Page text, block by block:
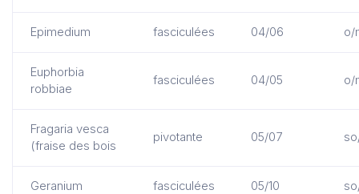
Epimedium fasciculées 04/06 o/
Euphorbia
robbiae
fasciculées 04/05 o/
Fragaria vesca
(fraise des bois
pivotante 05/07
Geranium fasciculées 05/10